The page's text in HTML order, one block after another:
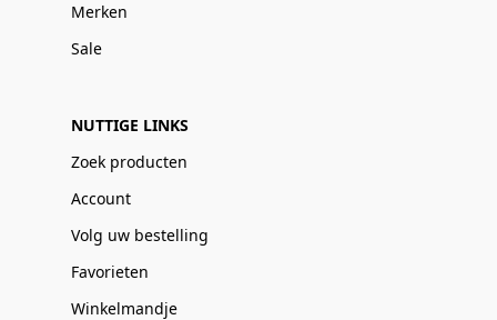
Merken
Sale
NUTTIGE LINKS
Zoek producten
Account
Volg uw bestelling
Favorieten
Winkelmandje